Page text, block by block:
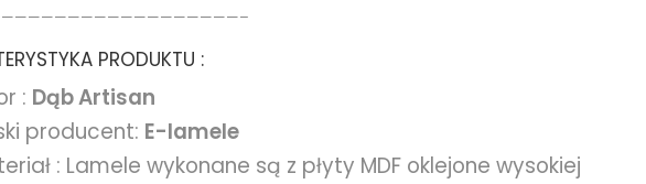
PRODUKTU :
: Dąb Artisan
producent: E-lamele
: Lamele wykonane są z płyty MDF oklejone wysokiej